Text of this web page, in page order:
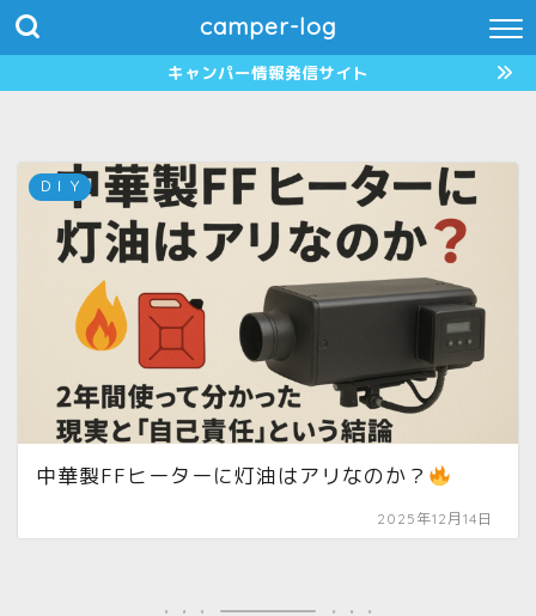
camper-log
キャンパー情報発信サイト
ＤＩＹ
中華製FFヒーターに灯油はアリなのか？
2025年12月14日